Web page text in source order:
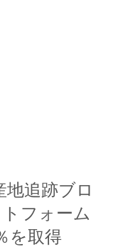
追跡ブロ
フォーム
を取得